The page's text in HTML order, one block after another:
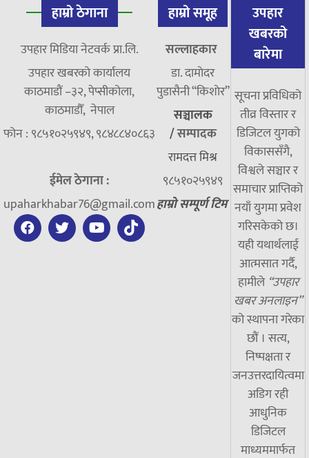
हाम्रो ठेगाना
उपहार मिडिया नेटवर्क प्रा.लि.
उपहार खबरको कार्यालय
काठमाडौं –३२, पेप्सीकोला,
काठमाडौँ, नेपाल
फोन : ९८५१०२५९४९, ९८४८८४०८६३
ईमेल ठेगाना :
upaharkhabar76@gmail.com
हाम्रो समूह
सल्लाहकार
डा. दामाेदर
पुडासैनी “किशाेर”
सञ्चालक
/सम्पादक
रामदत्त मिश्र
९८५१०२५९४९
हाम्रो सम्पूर्ण टिम
उपहार
खबरको
बारेमा
सूचना प्रविधिको
तीव्र विस्तार र
डिजिटल युगको
विकाससँगै,
विश्वले सञ्चार र
समाचार प्राप्तिको
नयाँ युगमा प्रवेश
गरिसकेको छ।
यही यथार्थलाई
आत्मसात गर्दै,
हामीले “उपहार
खबर अनलाइन”
को स्थापना गरेका
छौं । सत्य,
निष्पक्षता र
जनउत्तरदायित्वमा
अडिग रही
आधुनिक
डिजिटल
माध्यममार्फत